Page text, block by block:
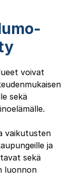
voivat
sekä
vaikutusten
ja
sekä
luonnon